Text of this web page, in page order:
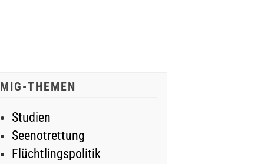
MIG-THEMEN
Studien
Seenotrettung
Flüchtlingspolitik